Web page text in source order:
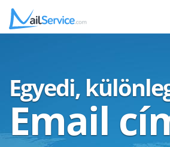
Egyedi,
Email